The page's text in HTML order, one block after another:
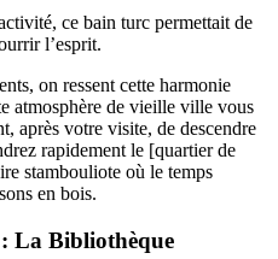
ce bain turc permettait de
l’esprit.
on ressent cette harmonie
atmosphère de vieille ville vous
après votre visite, de descendre
rapidement le [quartier de
stambouliote où le temps
en bois.
La Bibliothèque